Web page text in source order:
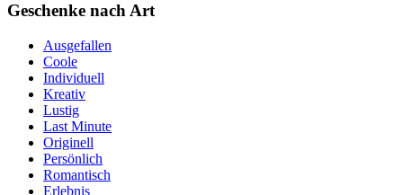
Geschenke nach Art
Ausgefallen
Coole
Individuell
Kreativ
Lustig
Last Minute
Originell
Persönlich
Romantisch
Erlebnis